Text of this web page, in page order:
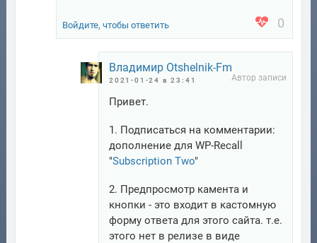
0
Войдите, чтобы ответить
Владимир Otshelnik-Fm
2021-01-24 в 23:41
Привет.
1. Подписаться на комментарии:
дополнение для WP-Recall
"Subscription Two"
2. Предпросмотр камента и
кнопки - это входит в кастомную
форму ответа для этого сайта. т.е.
этого нет в релизе в виде